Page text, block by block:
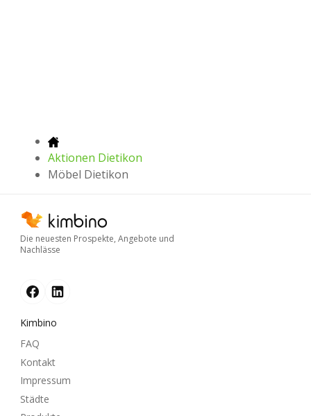
Aktionen Dietikon
Möbel Dietikon
Die neuesten Prospekte, Angebote und
Nachlässe
Kimbino
FAQ
Kontakt
Impressum
Städte